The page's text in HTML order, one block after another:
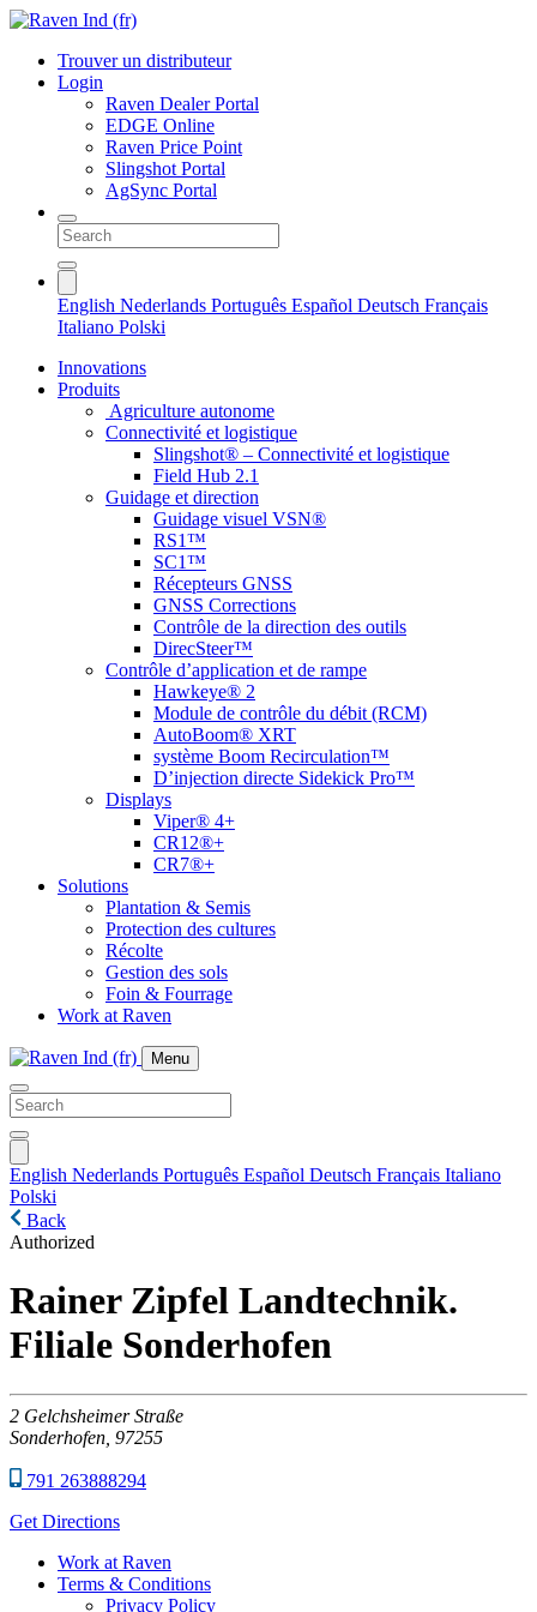
Trouver un distributeur
Login
Raven Dealer Portal
EDGE Online
Raven Price Point
Slingshot Portal
AgSync Portal
English Nederlands Português Español Deutsch Français
Italiano Polski
Innovations
Produits
Agriculture autonome
Connectivité et logistique
Slingshot® – Connectivité et logistique
Field Hub 2.1
Guidage et direction
Guidage visuel VSN®
RS1™
SC1™
Récepteurs GNSS
GNSS Corrections
Contrôle de la direction des outils
DirecSteer™
Contrôle d’application et de rampe
Hawkeye® 2
Module de contrôle du débit (RCM)
AutoBoom® XRT
système Boom Recirculation™
D’injection directe Sidekick Pro™
Displays
Viper® 4+
CR12®+
CR7®+
Solutions
Plantation & Semis
Protection des cultures
Récolte
Gestion des sols
Foin & Fourrage
Work at Raven
Menu
English Nederlands Português Español Deutsch Français Italiano
Polski
Back
Authorized
Rainer Zipfel Landtechnik.
Filiale Sonderhofen
2 Gelchsheimer Straße
Sonderhofen, 97255
791 263888294
Get Directions
Work at Raven
Terms & Conditions
Privacy Policy